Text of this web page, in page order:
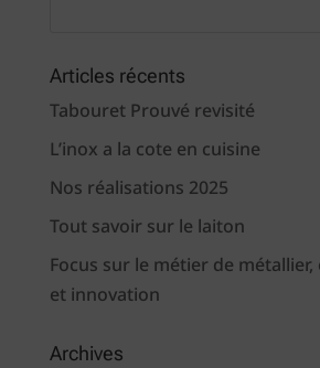
Articles récents
Tabouret Prouvé revisité
L’inox a la cote en cuisine
Nos réalisations 2025
Tout savoir sur le laiton
Focus sur le métier de
et innovation
Archives